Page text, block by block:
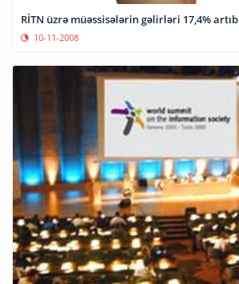
RİTN üzrə müəssisələrin gəlirləri 17,4% artıb
10-11-2008